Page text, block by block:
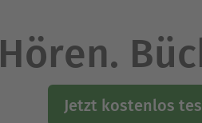
Jetzt kostenlos